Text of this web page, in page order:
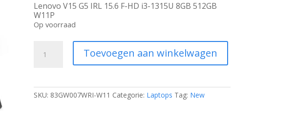
Lenovo V15 G5 IRL 15.6 F-HD i3-1315U 8GB 512GB
W11P
Op voorraad
V15
Full
HD
Toevoegen aan winkelwagen
SKU: 83GW007WRI-W11 Categorie: Laptops Tag: New